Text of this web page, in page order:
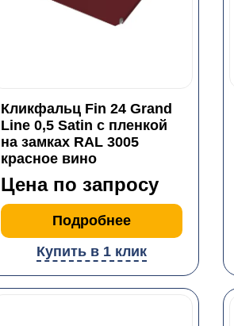
Кликфальц Fin 24 Grand
Line 0,5 Satin с пленкой
на замках RAL 3005
красное вино
Цена по запросу
Подробнее
Купить в 1 клик